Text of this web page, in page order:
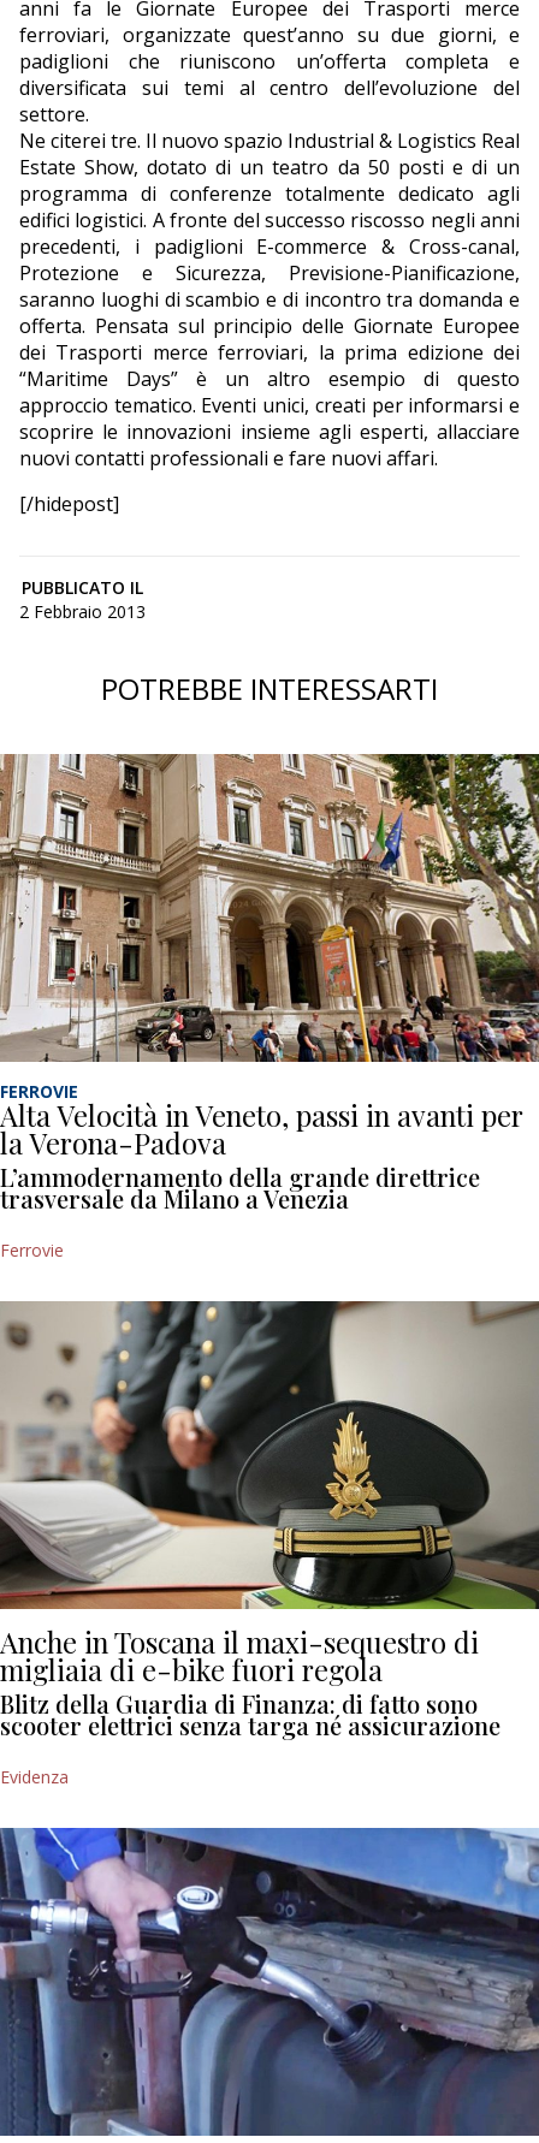
anni fa le Giornate Europee dei Trasporti merce
ferroviari, organizzate quest’anno su due giorni, e
padiglioni che riuniscono un’offerta completa e
diversificata sui temi al centro dell’evoluzione del
settore.
Ne citerei tre. Il nuovo spazio Industrial & Logistics Real
Estate Show, dotato di un teatro da 50 posti e di un
programma di conferenze totalmente dedicato agli
edifici logistici. A fronte del successo riscosso negli anni
precedenti, i padiglioni E-commerce & Cross-canal,
Protezione e Sicurezza, Previsione-Pianificazione,
saranno luoghi di scambio e di incontro tra domanda e
offerta. Pensata sul principio delle Giornate Europee
dei Trasporti merce ferroviari, la prima edizione dei
“Maritime Days” è un altro esempio di questo
approccio tematico. Eventi unici, creati per informarsi e
scoprire le innovazioni insieme agli esperti, allacciare
nuovi contatti professionali e fare nuovi affari.
[/hidepost]
PUBBLICATO IL
2 Febbraio 2013
POTREBBE INTERESSARTI
FERROVIE
Alta Velocità in Veneto, passi in avanti per
la Verona-Padova
L’ammodernamento della grande direttrice
trasversale da Milano a Venezia
Ferrovie
Anche in Toscana il maxi-sequestro di
migliaia di e-bike fuori regola
Blitz della Guardia di Finanza: di fatto sono
scooter elettrici senza targa né assicurazione
Evidenza